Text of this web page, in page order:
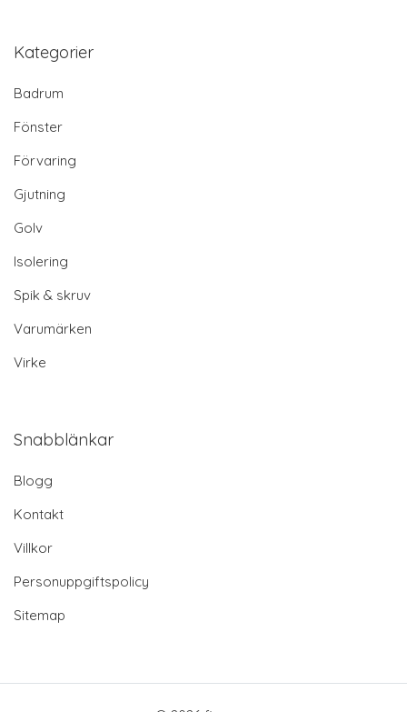
Kategorier
Badrum
Fönster
Förvaring
Gjutning
Golv
Isolering
Spik & skruv
Varumärken
Virke
Snabblänkar
Blogg
Kontakt
Villkor
Personuppgiftspolicy
Sitemap